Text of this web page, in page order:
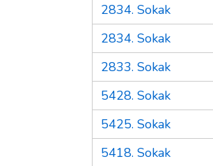
2834. Sokak
2834. Sokak
2833. Sokak
5428. Sokak
5425. Sokak
5418. Sokak